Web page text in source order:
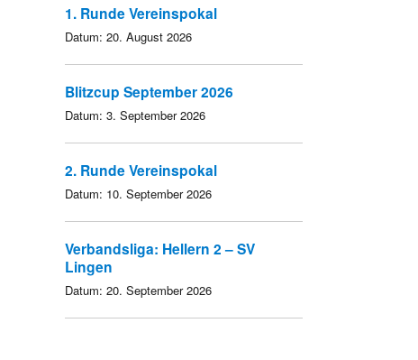
1. Runde Vereinspokal
Datum: 20. August 2026
Blitzcup September 2026
Datum: 3. September 2026
2. Runde Vereinspokal
Datum: 10. September 2026
Verbandsliga: Hellern 2 – SV
Lingen
Datum: 20. September 2026